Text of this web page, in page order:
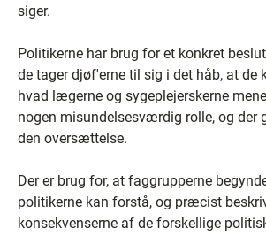
siger.
Politikerne har brug for et konkret
de tager djøf'erne til sig i det håb, at de
hvad lægerne og sygeplejerskerne
nogen misundelsesværdig rolle, og der
den oversættelse.
Der er brug for, at faggrupperne
politikerne kan forstå, og præcist
konsekvenserne af de forskellige